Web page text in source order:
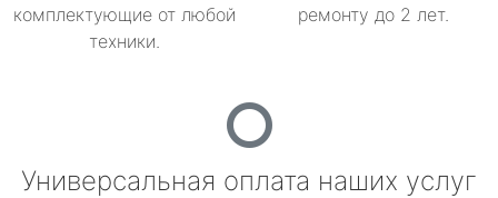
комплектующие от любой
техники.
ремонту до 2 лет.
Универсальная оплата наших услуг